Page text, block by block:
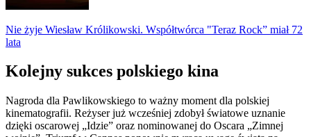
Nie żyje Wiesław Królikowski. Współtwórca "Teraz Rock” miał 72
lata
Kolejny sukces polskiego kina
Nagroda dla Pawlikowskiego to ważny moment dla polskiej
kinematografii. Reżyser już wcześniej zdobył światowe uznanie
dzięki oscarowej „Idzie” oraz nominowanej do Oscara „Zimnej